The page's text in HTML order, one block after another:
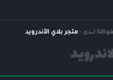
متجر بلاي الأندرويد